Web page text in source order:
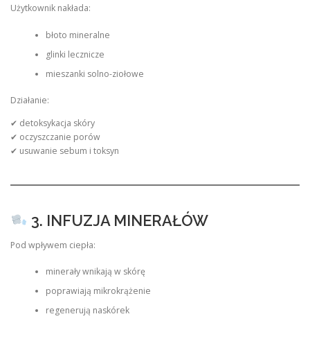
Użytkownik nakłada:
błoto mineralne
glinki lecznicze
mieszanki solno-ziołowe
Działanie:
✔ detoksykacja skóry
✔ oczyszczanie porów
✔ usuwanie sebum i toksyn
3. INFUZJA MINERAŁÓW
Pod wpływem ciepła:
minerały wnikają w skórę
poprawiają mikrokrążenie
regenerują naskórek